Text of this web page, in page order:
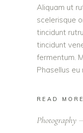
Aliquam ut
scelerisque
tincidunt
tincidunt
fermentum.
Phasellus eu
READ MORE
Photography